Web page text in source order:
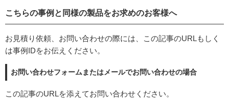
こちらの事例と同様の製品をお求めのお客様へ
お見積り依頼、お問い合わせの際には、この記事のURLもしく
は事例IDをお伝えください。
お問い合わせフォームまたはメールでお問い合わせの場合
この記事のURLを添えてお問い合わせください。